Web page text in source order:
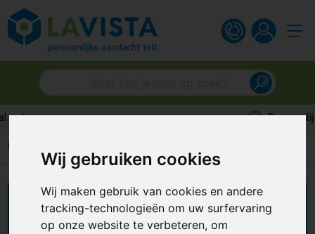
Wij gebruiken cookies
Wij maken gebruik van cookies en andere
tracking-technologieën om uw surfervaring
op onze website te verbeteren, om
Persoonlijk advies
Home
Schoenpoets bedrukken